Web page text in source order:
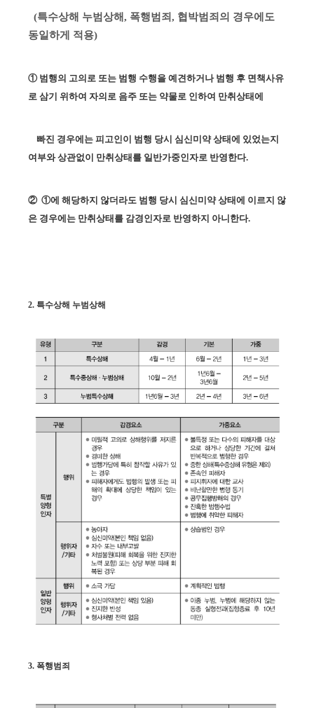
(특수상해 누범상해, 폭행범죄, 협박범죄의 경우에도
동일하게 적용)
① 범행의 고의로 또는 범행 수행을 예견하거나 범행 후 면책사유
로 삼기 위하여 자의로 음주 또는 약물로 인하여 만취상태에
빠진 경우에는 피고인이 범행 당시 심신미약 상태에 있었는지
여부와 상관없이 만취상태를 일반가중인자로 반영한다.
② ①에 해당하지 않더라도 범행 당시 심신미약 상태에 이르지 않
은 경우에는 만취상태를 감경인자로 반영하지 아니한다.
2. 특수상해 누범상해
3. 폭행범죄